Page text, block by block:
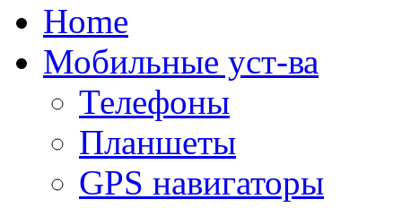
Home
Мобильные уст-ва
Телефоны
Планшеты
GPS навигаторы